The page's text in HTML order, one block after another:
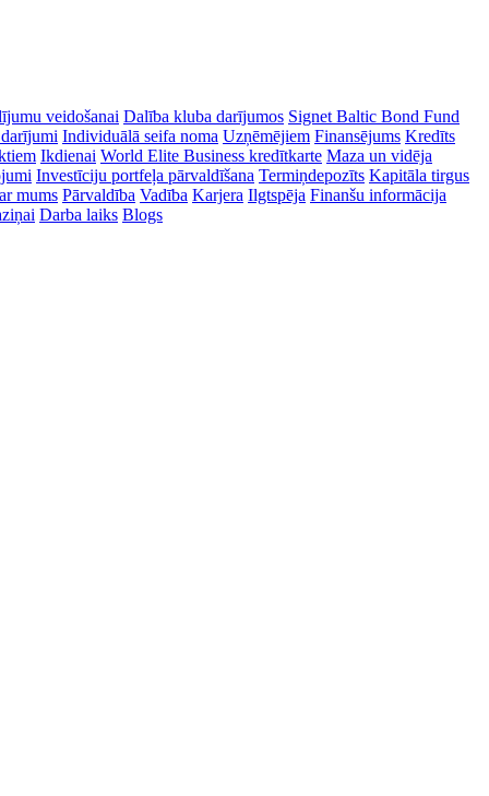
veidošanai Dalība kluba darījumos Signet Baltic Bond Fund
Individuālā seifa noma Uzņēmējiem Finansējums Kredīts
Ikdienai World Elite Business kredītkarte Maza un vidēja
Investīciju portfeļa pārvaldīšana Termiņdepozīts Kapitāla tirgus
mums Pārvaldība Vadība Karjera Ilgtspēja Finanšu informācija
Darba laiks Blogs